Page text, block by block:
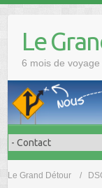
Le
6 mois de
Le Grand Détour